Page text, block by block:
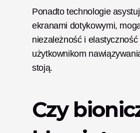
Ponadto technologie
ekranami dotykowymi,
niezależność i
użytkownikom
stoją.
Czy